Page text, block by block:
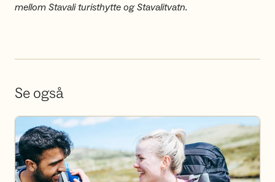
mellom Stavali turisthytte og Stavalitvatn.
Se også
Bli frivillig